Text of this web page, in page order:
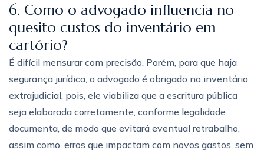
6. Como o advogado influencia no
quesito custos do inventário em
cartório?
É difícil mensurar com precisão. Porém, para que haja
segurança jurídica, o advogado é obrigado no inventário
extrajudicial, pois, ele viabiliza que a escritura pública
seja elaborada corretamente, conforme legalidade
documenta, de modo que evitará eventual retrabalho,
assim como, erros que impactam com novos gastos, sem